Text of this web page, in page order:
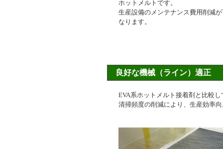
ホットメルトです。
生産設備のメンテナンス費用削減
なります。
良好な機械（ライン）適正
EVA系ホットメルト接着剤と比較
清掃頻度の削減により、生産効率